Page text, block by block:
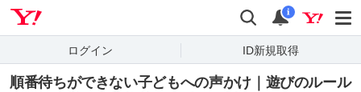
検索 通知
i
ログイン ID新規取得
順番待ちができない子どもへの声かけ｜遊びのルール